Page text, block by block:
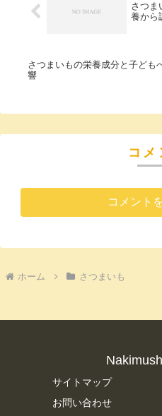
さつま
養から
さつまいもの栄養成分と子ども
響
コメ
コメント
ホーム さつまいも
サイトマップ
お問い合わせ